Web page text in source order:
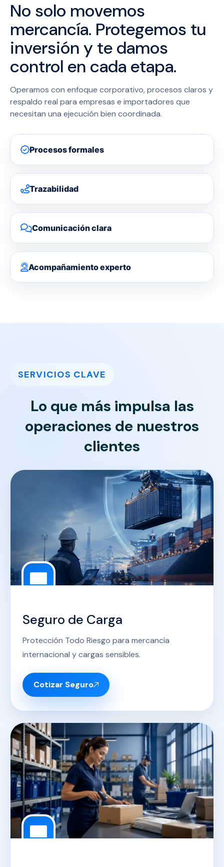
No solo movemos
mercancía. Protegemos tu
inversión y te damos
control en cada etapa.
Operamos con enfoque corporativo, procesos claros y
respaldo real para empresas e importadores que
necesitan una ejecución bien coordinada.
Procesos formales
Trazabilidad
Comunicación clara
Acompañamiento experto
SERVICIOS CLAVE
Lo que más impulsa las
operaciones de nuestros
clientes
Seguro de Carga
Protección Todo Riesgo para mercancía
internacional y cargas sensibles.
Cotizar Seguro